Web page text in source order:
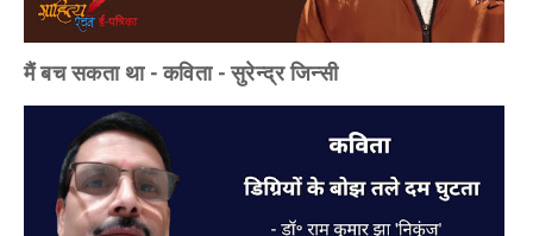
मैं बच सकता था - कविता - सुरेन्द्र जिन्सी